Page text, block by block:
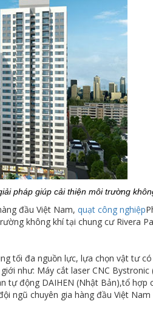
pháp giúp cải thiện môi trường
đầu Việt Nam, quạt công nghiệp
không khí tại chung cư Rivera
tối đa nguồn lực, lựa chọn vật tư
như: Máy cắt laser CNC Bystronic
tự động DAIHEN (Nhật Bản),tổ hợp
ngũ chuyên gia hàng đầu Việt Nam